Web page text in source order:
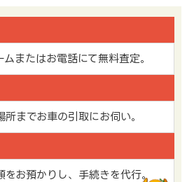
またはお電話にて無料査定。
までお車の引取にお伺い。
お預かりし、手続きを代行。